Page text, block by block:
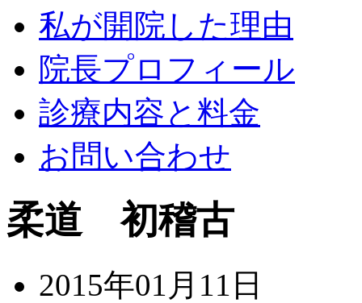
私が開院した理由
院長プロフィール
診療内容と料金
お問い合わせ
柔道 初稽古
2015年01月11日